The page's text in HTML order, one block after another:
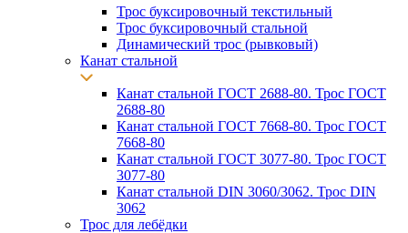
Трос буксировочный текстильный
Трос буксировочный стальной
Динамический трос (рывковый)
Канат стальной
Канат стальной ГОСТ 2688-80. Трос ГОСТ
2688-80
Канат стальной ГОСТ 7668-80. Трос ГОСТ
7668-80
Канат стальной ГОСТ 3077-80. Трос ГОСТ
3077-80
Канат стальной DIN 3060/3062. Трос DIN
3062
Трос для лебёдки